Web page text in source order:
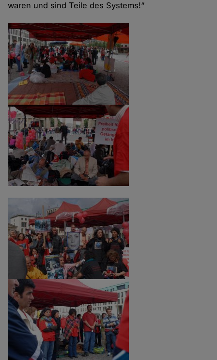
waren und sind Teile des Systems!“